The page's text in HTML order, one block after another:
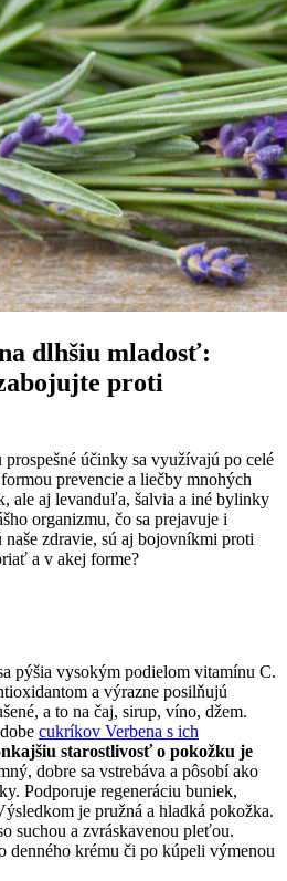
dlhšiu mladosť:
proti
účinky sa využívajú po celé
prevencie a liečby mnohých
ale aj levanduľa, šalvia a iné bylinky
organizmu, čo sa prejavuje i
zdravie, sú aj bojovníkmi proti
a v akej forme?
pýšia vysokým podielom vitamínu C.
a výrazne posilňujú
a to na čaj, sirup, víno, džem.
cukríkov Verbena s ich
starostlivosť o pokožku je
dobre sa vstrebáva a pôsobí ako
Podporuje regeneráciu buniek,
je pružná a hladká pokožka.
suchou a zvráskavenou pleťou.
denného krému či po kúpeli výmenou